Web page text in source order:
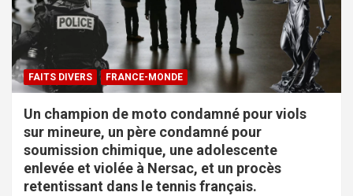
FAITS DIVERS FRANCE-MONDE
Un champion de moto condamné pour viols
sur mineure, un père condamné pour
soumission chimique, une adolescente
enlevée et violée à Nersac, et un procès
retentissant dans le tennis français.